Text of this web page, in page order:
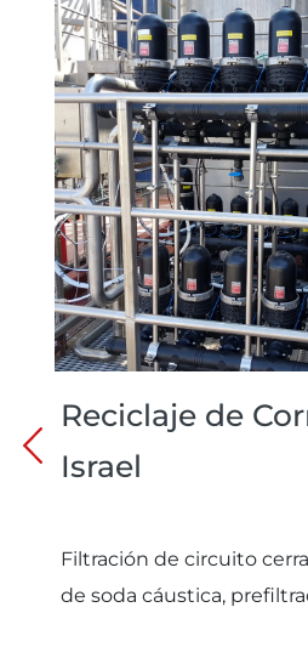
Reciclaje de
Israel
Filtración de circuito
de soda cáustica,